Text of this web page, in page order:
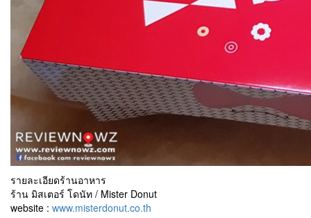
รายละเอียดร้านอาหาร
ร้าน มิสเตอร์ โดนัท / Mister Donut
website : www.misterdonut.co.th